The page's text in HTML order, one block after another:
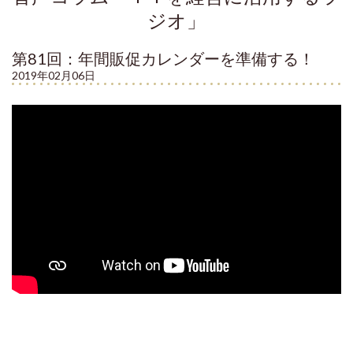
ジオ」
第81回：年間販促カレンダーを準備する！
2019年02月06日